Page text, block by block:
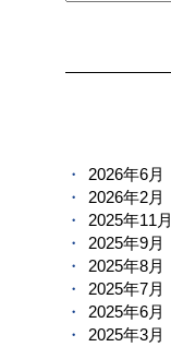
2026年6月
2026年2月
2025年11月
2025年9月
2025年8月
2025年7月
2025年6月
2025年3月